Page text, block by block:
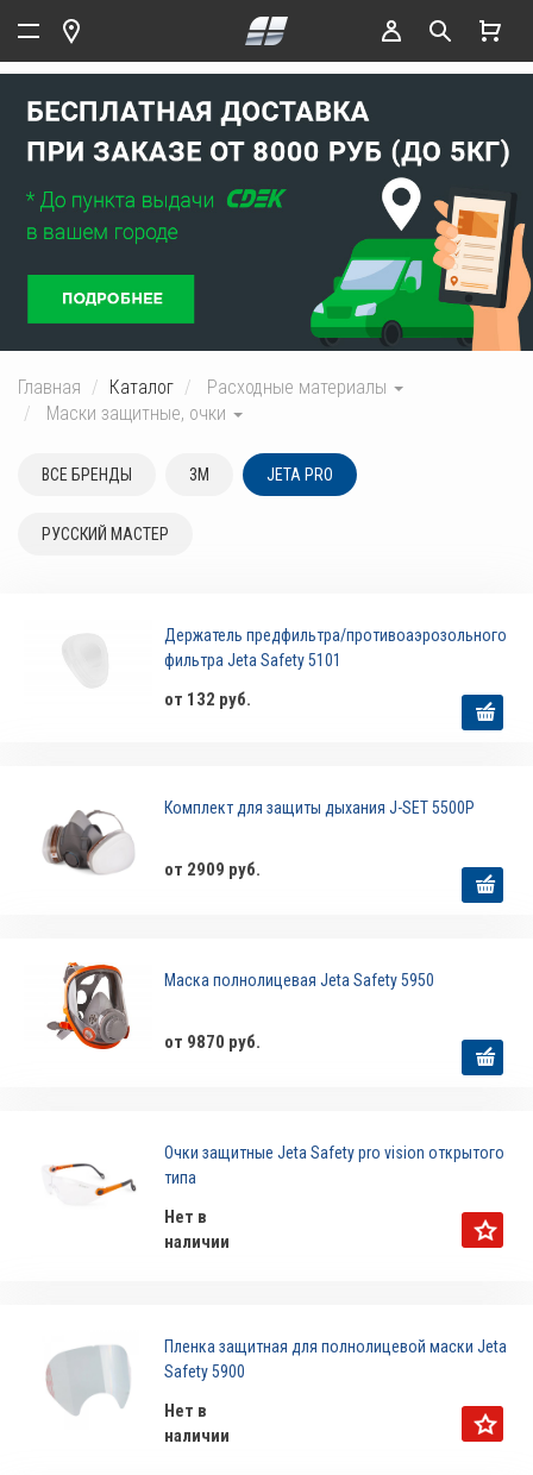
Главная Каталог
Расходные материалы
Маски защитные, очки
ВСЕ БРЕНДЫ 3M JETA PRO
РУССКИЙ МАСТЕР
Держатель предфильтра/противоаэрозольного
фильтра Jeta Safety 5101
от 132 руб.
Комплект для защиты дыхания J-SET 5500P
от 2909 руб.
Маска полнолицевая Jeta Safety 5950
от 9870 руб.
Очки защитные Jeta Safety pro vision открытого
типа
Нет в
наличии
Пленка защитная для полнолицевой маски Jeta
Safety 5900
Нет в
наличии